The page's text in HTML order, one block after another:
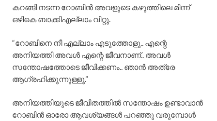
കറങ്ങി നടന്ന റോബിൻ അവളുടെ കഴുത്തിലെ മിന്ന്
ഒഴികെ ബാക്കിഎല്ലാം വിറ്റു.
“റോബിനെ നീ എല്ലാം എടുത്തോളൂ.. എന്റെ
അനിയത്തി അവൾ എന്റെ ജീവനാണ്.. അവൾ
സന്തോഷത്തോടെ ജീവിക്കണം.. ഞാൻ അത്രേ
ആഗ്രഹിക്കുന്നുള്ളൂ.”
അനിയത്തിയുടെ ജീവിതത്തിൽ സന്തോഷം ഉണ്ടാവാൻ
റോബിൻ ഓരോ ആവശ്യങ്ങൾ പറഞ്ഞു വരുമ്പോൾ